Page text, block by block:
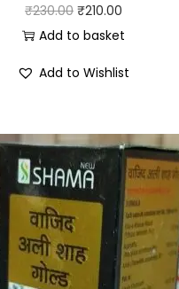
₹230.00 ₹210.00
Add to basket
Add to Wishlist